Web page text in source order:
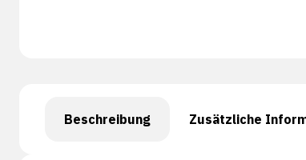
Beschreibung Zusätzliche